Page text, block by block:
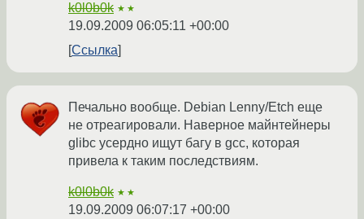
k0l0b0k ★★
19.09.2009 06:05:11 +00:00
Ссылка
Печально вообще. Debian Lenny/Etch еще
не отреагировали. Наверное майнтейнеры
glibc усердно ищут багу в gcc, которая
привела к таким последствиям.
k0l0b0k ★★
19.09.2009 06:07:17 +00:00